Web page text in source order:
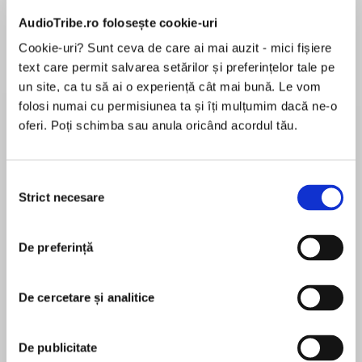
AudioTribe.ro folosește cookie-uri
Cookie-uri? Sunt ceva de care ai mai auzit - mici fișiere
text care permit salvarea setărilor și preferințelor tale pe
un site, ca tu să ai o experiență cât mai bună. Le vom
folosi numai cu permisiunea ta și îți mulțumim dacă ne-o
oferi. Poți schimba sau anula oricând acordul tău.
consimțământului
Strict necesare
De preferință
De cercetare și analitice
De publicitate
Desprecarte
New York Times bestselling author Karen
Ranney returns with the first novel in a new
series about dashing, charismatic dukes—and
Though raised as a gentleman’s daughter, Lorna
upstairs maid at Blackhall Castle when her
father dies. Alex Russell, the Duke of Kinross, is
completely unattainable—until, at a fancy dress
ball, Lorna disguises herself as Marie Antoinette
and pursues an illicit tryst…with scandalous
consequences. Months after his mysterious
MAI MULT
pentru această carte
Karen Ranney wanted to be a writer from the time
tablet with stories. People in stories did amazing